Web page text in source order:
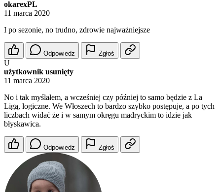
okarexPL
11 marca 2020
I po sezonie, no trudno, zdrowie najważniejsze
Odpowiedz Zgłoś
U
użytkownik usunięty
11 marca 2020
No i tak myślałem, a wcześniej czy później to samo będzie z La
Ligą, logiczne. We Włoszech to bardzo szybko postępuje, a po tych
liczbach widać że i w samym okręgu madryckim to idzie jak
błyskawica.
Odpowiedz Zgłoś